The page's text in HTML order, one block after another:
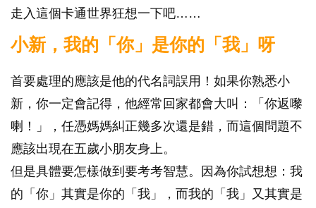
走入這個卡通世界狂想一下吧……
小新，我的「你」是你的「我」呀
首要處理的應該是他的代名詞誤用！如果你熟悉小
新，你一定會記得，他經常回家都會大叫：「你返嚟
喇！」，任憑媽媽糾正幾多次還是錯，而這個問題不
應該出現在五歲小朋友身上。
但是具體要怎樣做到要考考智慧。因為你試想想：我
的「你」其實是你的「我」，而我的「我」又其實是